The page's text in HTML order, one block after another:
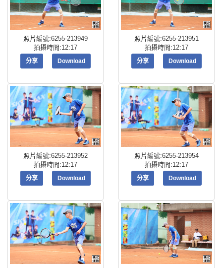
照片編號:6255-213949
拍攝時間:12:17
分享 Download
照片編號:6255-213951
拍攝時間:12:17
分享 Download
照片編號:6255-213952
拍攝時間:12:17
分享 Download
照片編號:6255-213954
拍攝時間:12:17
分享 Download